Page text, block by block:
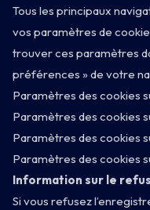
Tous les principaux
vos paramètres de
trouver ces paramètres
préférences » de votre
Paramètres des cookies
Paramètres des cookies
Paramètres des cookies
Paramètres des cookies
Information sur le
Si vous refusez